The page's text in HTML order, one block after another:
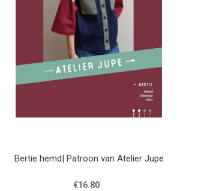
Bertie hemd| Patroon van Atelier Jupe
€16.80